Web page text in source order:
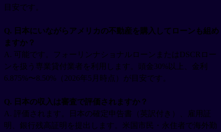
目安です。
Q. 日本にいながらアメリカの不動産を購入してローンも組め
ますか？
A. 可能です。フォーリンナショナルローンまたはDSCRロー
ンを扱う専業貸付業者を利用します。頭金30%以上、金利
6.875%〜8.50%（2026年5月時点）が目安です。
Q. 日本の収入は審査で評価されますか？
A. 評価されます。日本の確定申告書（英訳付き）、雇用証
明、銀行残高証明を提出します。米国市民・永住者で海外勤